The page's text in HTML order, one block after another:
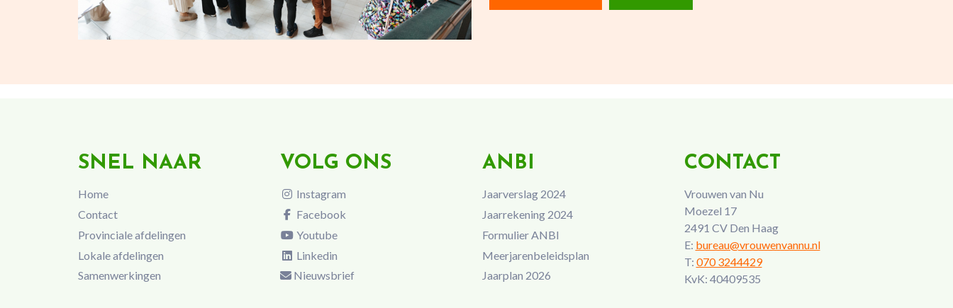
SNEL NAAR
Home
Contact
Provinciale afdelingen
Lokale afdelingen
Samenwerkingen
VOLG ONS
Instagram
Facebook
Youtube
Linkedin
Nieuwsbrief
ANBI
Jaarverslag 2024
Jaarrekening 2024
Formulier ANBI
Meerjarenbeleidsplan
Jaarplan 2026
CONTACT
Vrouwen van Nu
Moezel 17
2491 CV Den Haag
E: bureau@vrouwenvannu.nl
T: 070 3244429
KvK: 40409535